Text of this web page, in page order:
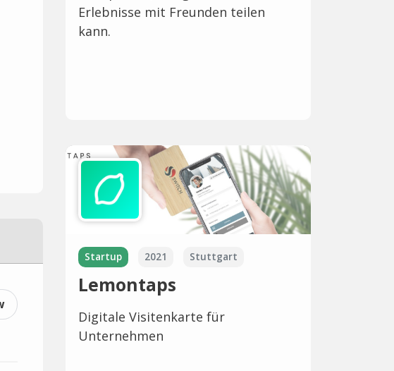
Erlebnisse mit Freunden teilen
kann.
Startup 2021 Stuttgart
Lemontaps
Digitale Visitenkarte für
Unternehmen